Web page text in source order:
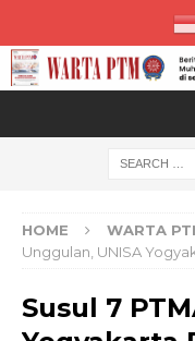
HOME WARTA
Unggulan, UNISA
Susul 7